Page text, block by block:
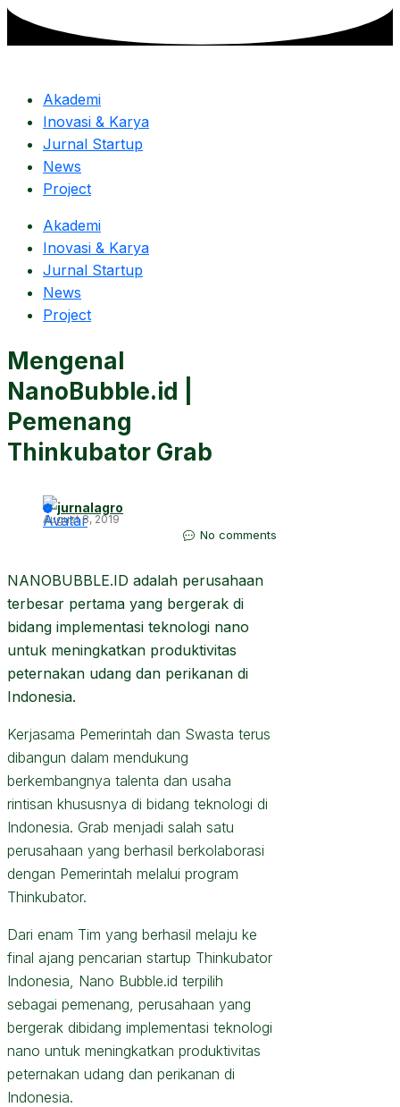
Skip
Akademi
Inovasi & Karya
Jurnal Startup
News
Project
Akademi
Inovasi & Karya
Jurnal Startup
News
Project
Mengenal
NanoBubble.id |
Pemenang
Thinkubator Grab
jurnalagro
August 8, 2019
No comments
NANOBUBBLE.ID adalah perusahaan
terbesar pertama yang bergerak di
bidang implementasi teknologi nano
untuk meningkatkan produktivitas
peternakan udang dan perikanan di
Indonesia.
Kerjasama Pemerintah dan Swasta terus
dibangun dalam mendukung
berkembangnya talenta dan usaha
rintisan khususnya di bidang teknologi di
Indonesia. Grab menjadi salah satu
perusahaan yang berhasil berkolaborasi
dengan Pemerintah melalui program
Thinkubator.
Dari enam Tim yang berhasil melaju ke
final ajang pencarian startup Thinkubator
Indonesia, Nano Bubble.id terpilih
sebagai pemenang, perusahaan yang
bergerak dibidang implementasi teknologi
nano untuk meningkatkan produktivitas
peternakan udang dan perikanan di
Indonesia.